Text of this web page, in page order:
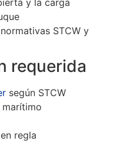
y la carga
STCW y
requerida
según STCW
regla